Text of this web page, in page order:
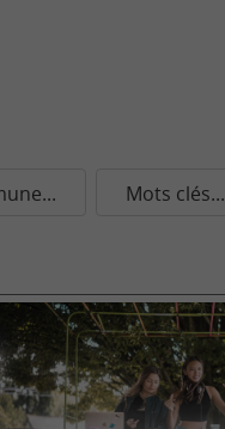
Mots clés...